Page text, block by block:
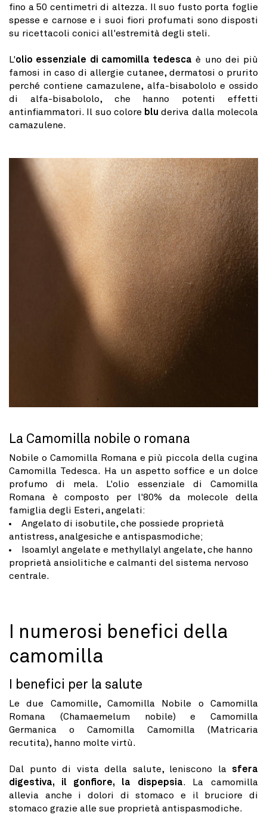
fino a 50 centimetri di altezza. Il suo fusto porta foglie
spesse e carnose e i suoi fiori profumati sono disposti
su ricettacoli conici all'estremità degli steli.
L'olio essenziale di camomilla tedesca è uno dei più
famosi in caso di allergie cutanee, dermatosi o prurito
perché contiene camazulene, alfa-bisabololo e ossido
di alfa-bisabololo, che hanno potenti effetti
antinfiammatori. Il suo colore blu deriva dalla molecola
camazulene.
La Camomilla nobile o romana
Nobile o Camomilla Romana e più piccola della cugina
Camomilla Tedesca. Ha un aspetto soffice e un dolce
profumo di mela. L'olio essenziale di Camomilla
Romana è composto per l'80% da molecole della
famiglia degli Esteri, angelati:
Angelato di isobutile, che possiede proprietà
antistress, analgesiche e antispasmodiche;
Isoamlyl angelate e methyllalyl angelate, che hanno
proprietà ansiolitiche e calmanti del sistema nervoso
centrale.
I numerosi benefici della
camomilla
I benefici per la salute
Le due Camomille, Camomilla Nobile o Camomilla
Romana (Chamaemelum nobile) e Camomilla
Germanica o Camomilla Camomilla (Matricaria
recutita), hanno molte virtù.
Dal punto di vista della salute, leniscono la sfera
digestiva, il gonfiore, la dispepsia. La camomilla
allevia anche i dolori di stomaco e il bruciore di
stomaco grazie alle sue proprietà antispasmodiche.